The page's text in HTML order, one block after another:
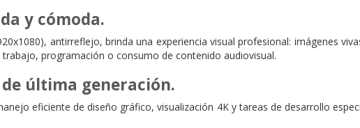
y cómoda.
antirreflejo, brinda una experiencia visual profesional: imágenes
programación o consumo de contenido audiovisual.
última generación.
eficiente de diseño gráfico, visualización 4K y tareas de desarrollo